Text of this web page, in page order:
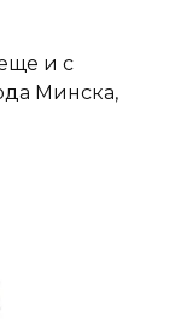
и с
Минска,